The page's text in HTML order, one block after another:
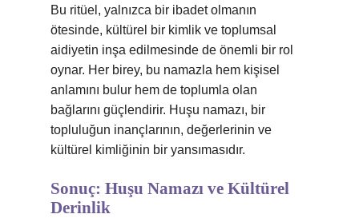
Bu ritüel, yalnızca bir ibadet olmanın
ötesinde, kültürel bir kimlik ve toplumsal
aidiyetin inşa edilmesinde de önemli bir rol
oynar. Her birey, bu namazla hem kişisel
anlamını bulur hem de toplumla olan
bağlarını güçlendirir. Huşu namazı, bir
topluluğun inançlarının, değerlerinin ve
kültürel kimliğinin bir yansımasıdır.
Sonuç: Huşu Namazı ve Kültürel
Derinlik